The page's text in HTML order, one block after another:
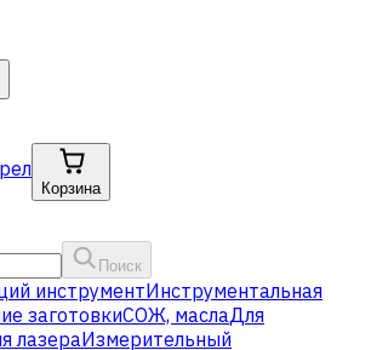
Корзина
Поиск
инструментИнструментальная
заготовкиСОЖ, маслаДля
лазераИзмерительный